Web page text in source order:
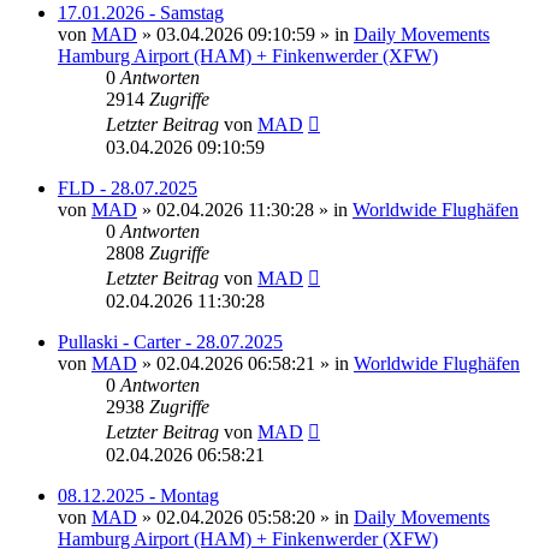
17.01.2026 - Samstag
von MAD » 03.04.2026 09:10:59 » in Daily Movements
Hamburg Airport (HAM) + Finkenwerder (XFW)
0 Antworten
2914 Zugriffe
Letzter Beitrag von MAD
03.04.2026 09:10:59
FLD - 28.07.2025
von MAD » 02.04.2026 11:30:28 » in Worldwide Flughäfen
0 Antworten
2808 Zugriffe
Letzter Beitrag von MAD
02.04.2026 11:30:28
Pullaski - Carter - 28.07.2025
von MAD » 02.04.2026 06:58:21 » in Worldwide Flughäfen
0 Antworten
2938 Zugriffe
Letzter Beitrag von MAD
02.04.2026 06:58:21
08.12.2025 - Montag
von MAD » 02.04.2026 05:58:20 » in Daily Movements
Hamburg Airport (HAM) + Finkenwerder (XFW)